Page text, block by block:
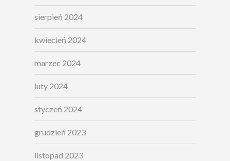
sierpień 2024
kwiecień 2024
marzec 2024
luty 2024
styczeń 2024
grudzień 2023
listopad 2023